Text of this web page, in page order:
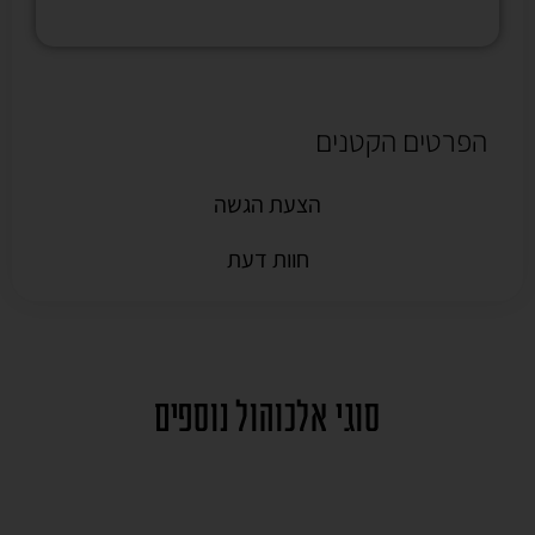
הצעת הגשה
חוות דעת
הפרטים הקטנים
סוגי אלכוהול נוספים